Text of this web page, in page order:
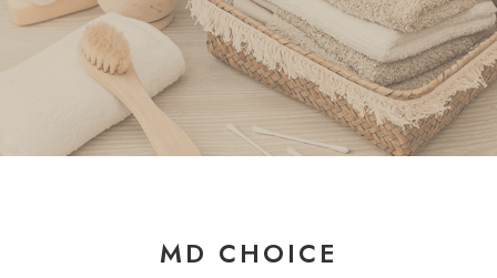
MD CHOICE